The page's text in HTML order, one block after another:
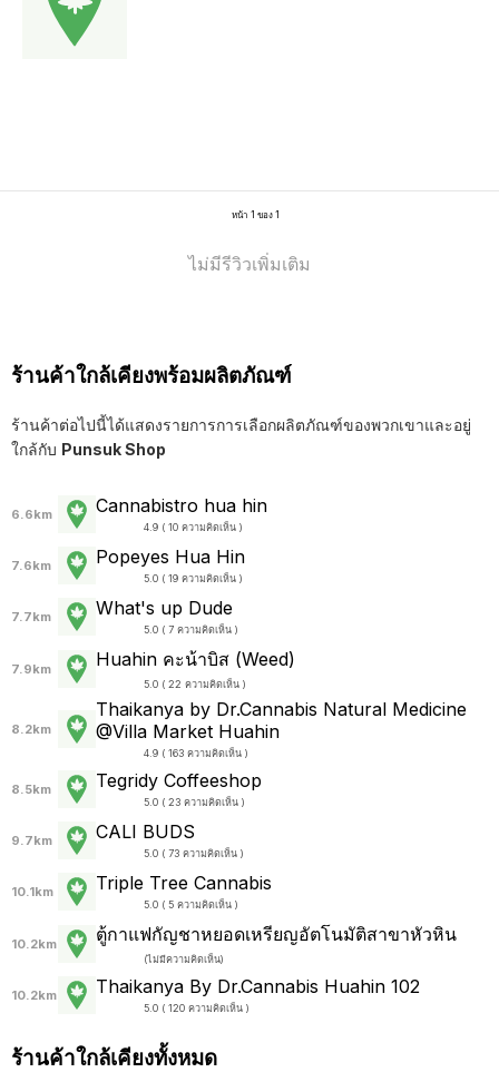
หน้า 1 ของ 1
ไม่มีรีวิวเพิ่มเติม
ร้านค้าใกล้เคียงพร้อมผลิตภัณฑ์
ร้านค้าต่อไปนี้ได้แสดงรายการการเลือกผลิตภัณฑ์ของพวกเขาและอยู่
ใกล้กับ Punsuk Shop
6.6km Cannabistro hua hin
4.9 ( 10 ความคิดเห็น )
7.6km Popeyes Hua Hin
5.0 ( 19 ความคิดเห็น )
7.7km What's up Dude
5.0 ( 7 ความคิดเห็น )
7.9km Huahin คะน้าบิส (Weed)
5.0 ( 22 ความคิดเห็น )
8.2km
Thaikanya by Dr.Cannabis Natural Medicine
@Villa Market Huahin
4.9 ( 163 ความคิดเห็น )
8.5km Tegridy Coffeeshop
5.0 ( 23 ความคิดเห็น )
9.7km CALI BUDS
5.0 ( 73 ความคิดเห็น )
10.1km Triple Tree Cannabis
5.0 ( 5 ความคิดเห็น )
10.2km ตู้กาแฟกัญชาหยอดเหรียญอัตโนมัติสาขาหัวหิน
(ไม่มีความคิดเห็น)
10.2km Thaikanya By Dr.Cannabis Huahin 102
5.0 ( 120 ความคิดเห็น )
ร้านค้าใกล้เคียงทั้งหมด